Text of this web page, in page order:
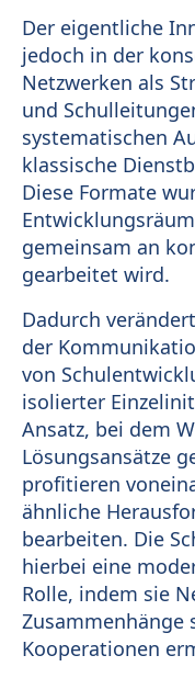
Der eigentliche
jedoch in der
Netzwerken als
und
systematischen
klassische
Diese Formate
gemeinsam an
gearbeitet wird.
Dadurch
der
von
isolierter
Ansatz, bei dem
Lösungsansätze
profitieren
ähnliche
bearbeiten. Die
hierbei eine
Rolle, indem sie
Zusammenhänge
Kooperationen